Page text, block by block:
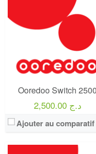
Ooredoo Switch 2500
2,500.00 د.ج
Ajouter au comparatif
Ooredoo Super MAXY
Prix:
3 500 Da
7 000 DA
Internet:100 Go
View Details →